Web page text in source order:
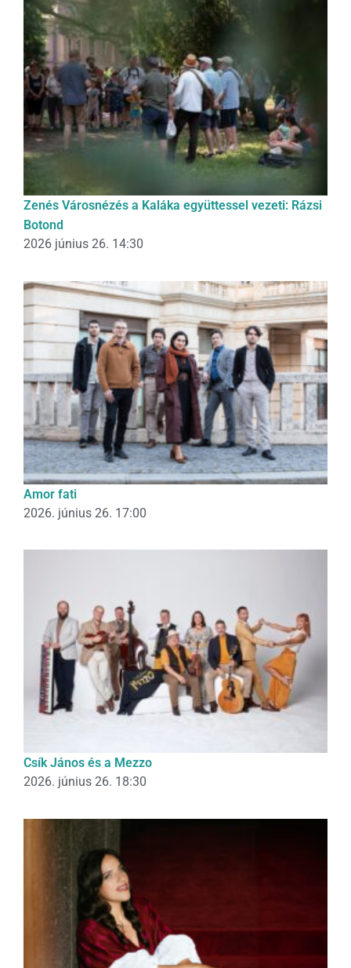
Zenés Városnézés a Kaláka együttessel vezeti: Rázsi
Botond
2026 június 26. 14:30
Amor fati
2026. június 26. 17:00
Csík János és a Mezzo
2026. június 26. 18:30